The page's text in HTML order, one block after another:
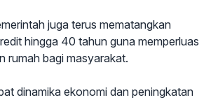
juga terus mematangkan
hingga 40 tahun guna memperluas
rumah bagi masyarakat.
dinamika ekonomi dan peningkatan